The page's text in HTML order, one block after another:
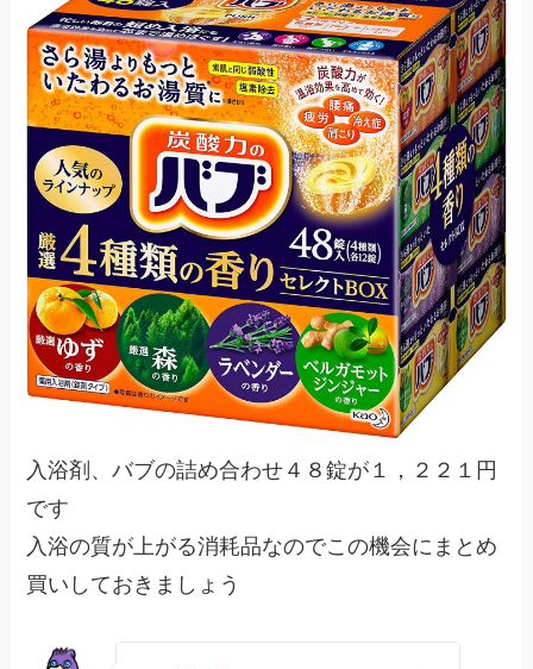
入浴剤、バブの詰め合わせ４８錠が１，２２１円
です
入浴の質が上がる消耗品なのでこの機会にまとめ
買いしておきましょう